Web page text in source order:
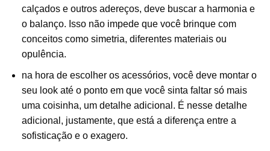
calçados e outros adereços, deve buscar a harmonia e
o balanço. Isso não impede que você brinque com
conceitos como simetria, diferentes materiais ou
opulência.
na hora de escolher os acessórios, você deve montar o
seu look até o ponto em que você sinta faltar só mais
uma coisinha, um detalhe adicional. É nesse detalhe
adicional, justamente, que está a diferença entre a
sofisticação e o exagero.